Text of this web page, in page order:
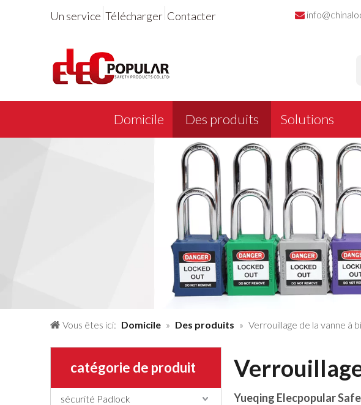
Un service Télécharger Contacter 
Domicile Des produits Solutions
Vous êtes ici: Domicile » Des produits » Verrouillage de la vanne à
catégorie de produit
sécurité Padlock
Yueqing Elecpopular